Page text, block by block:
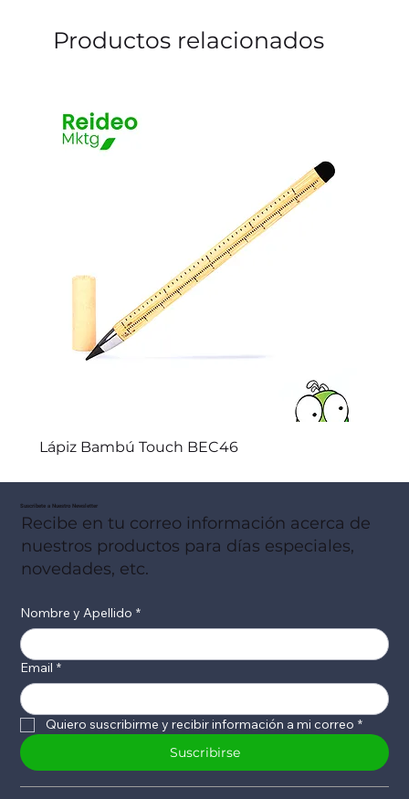
Productos relacionados
Lápiz Bambú Touch BEC46
Suscribete a Nuestro Newsletter
Recibe en tu correo información acerca de
nuestros productos para días especiales,
novedades, etc.
Nombre y Apellido *
Email *
Quiero suscribirme y recibir información a mi correo *
Suscribirse